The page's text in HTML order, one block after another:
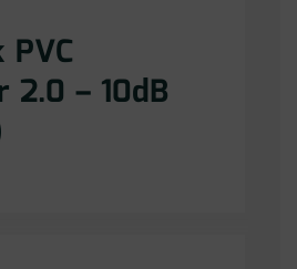
2.0 – 10dB